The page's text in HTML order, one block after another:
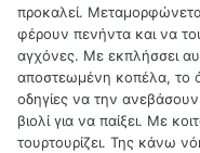
προκαλεί.
φέρουν πενήντα και να
αγχόνες. Με εκπλήσσει
αποστεωμένη κοπέλα, το
οδηγίες να την
βιολί για να παίξει. Με
τουρτουρίζει. Της κάνω